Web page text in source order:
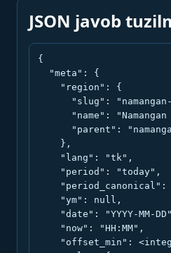
JSON javob
{
  "meta": {
    "region": {
"slug":
"name": "Namangan
"parent":
    },
    "lang": "tk",
    "period": "today",
"period_canonical":
    "ym": null,
"date": "YYYY-MM-
    "now": "HH:MM",
"offset_min":